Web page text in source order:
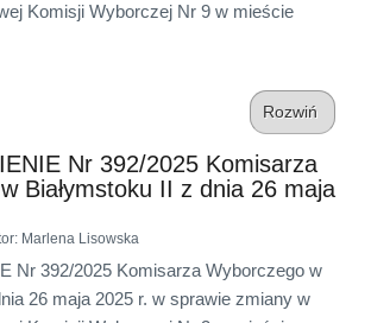
Komisji Wyborczej Nr 9 w mieście
Rozwiń
Nr 392/2025 Komisarza
Białymstoku II z dnia 26 maja
: Marlena Lisowska
Nr 392/2025 Komisarza Wyborczego w
26 maja 2025 r. w sprawie zmiany w